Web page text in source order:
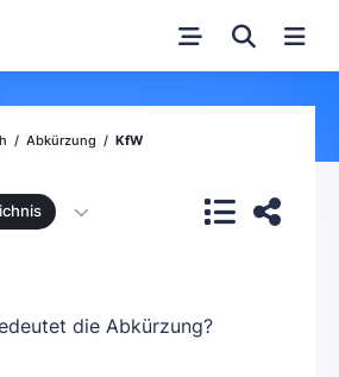
Abkürzung KfW
die Abkürzung?